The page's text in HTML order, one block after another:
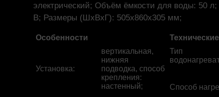
электрический; Объём ёмкости для воды: 50
В; Размеры (ШхВхГ): 505x860x305 мм;
Особенности
Установка:
вертикальная,
нижняя
подводка, способ
крепления:
настенный;
Тип
Способ